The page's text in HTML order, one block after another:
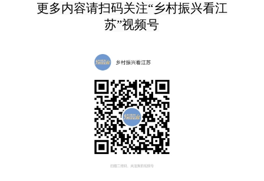
更多内容请扫码关注“乡村振兴看江
苏”视频号